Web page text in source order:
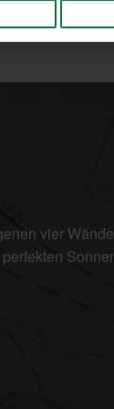
vier Wände